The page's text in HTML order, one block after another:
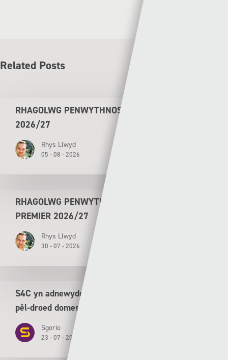
Related Posts
RHAGOLWG PENWYTHNOS CYMRU PREMIER
2026/27
Rhys Llwyd
05 - 08 - 2026
RHAGOLWG PENWYTHNOS AGORIADOL CYMRU
PREMIER 2026/27
Rhys Llwyd
30 - 07 - 2026
S4C yn adnewyddu cytundeb tair mlynedd ar gyfer
pêl-droed domestig
Sgorio
23 - 07 - 2026